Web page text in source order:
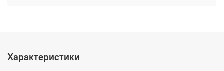
Характеристики